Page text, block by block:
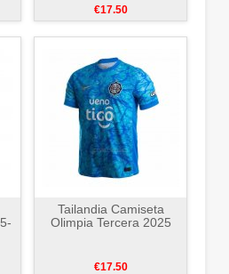
€17.50
Tailandia Camiseta
Olimpia Tercera 2025
€17.50